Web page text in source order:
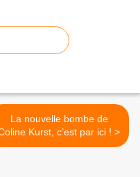
La nouvelle bombe de
Coline Kurst, c’est par ici ! >